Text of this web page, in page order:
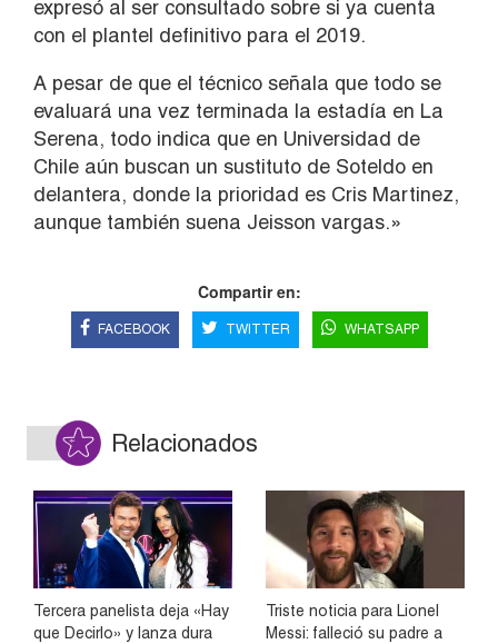
expresó al ser consultado sobre si ya cuenta
con el plantel definitivo para el 2019.
A pesar de que el técnico señala que todo se
evaluará una vez terminada la estadía en La
Serena, todo indica que en Universidad de
Chile aún buscan un sustituto de Soteldo en
delantera, donde la prioridad es Cris Martinez,
aunque también suena Jeisson vargas.»
Compartir en:
FACEBOOK TWITTER WHATSAPP
Relacionados
Tercera panelista deja «Hay
que Decirlo» y lanza dura
Triste noticia para Lionel
Messi: falleció su padre a